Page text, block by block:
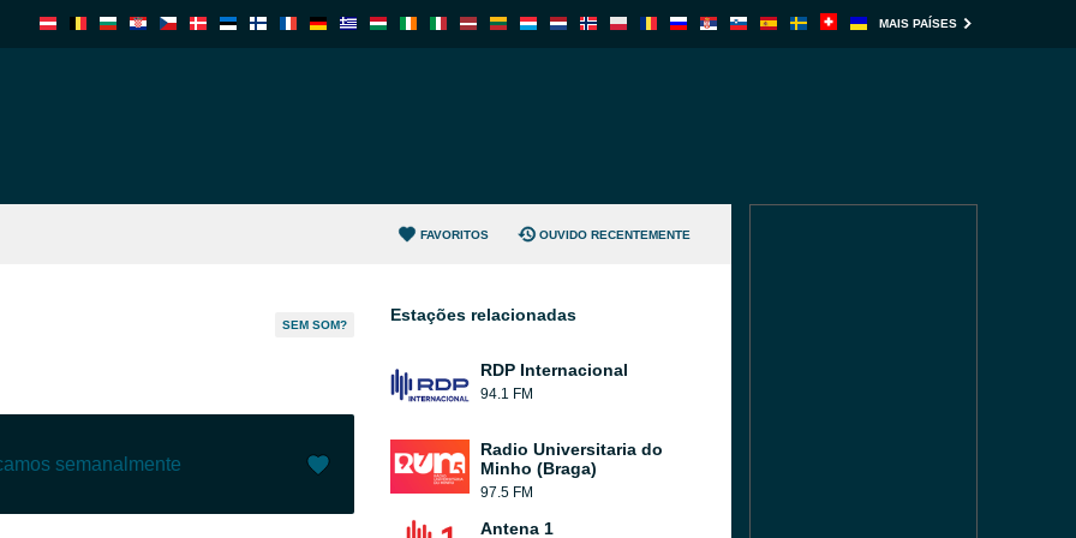
MAIS PAÍSES
FAVORITOS OUVIDO RECENTEMENTE
SEM SOM?
semanalmente
Estações relacionadas
RDP Internacional
94.1 FM
Radio Universitaria do
Minho (Braga)
97.5 FM
Antena 1